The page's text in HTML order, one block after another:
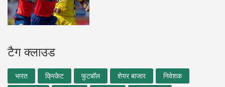
टैग क्लाउड
भारत क्रिकेट फुटबॉल शेयर बाजार
निवेशक